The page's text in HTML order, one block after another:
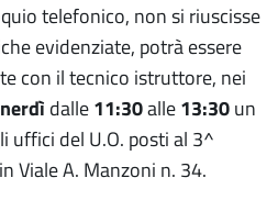
telefonico, non si riuscisse
evidenziate, potrà essere
con il tecnico istruttore, nei
dalle11:30alle13:30un
uffici del U.O. posti al 3^
Viale A. Manzoni n. 34.